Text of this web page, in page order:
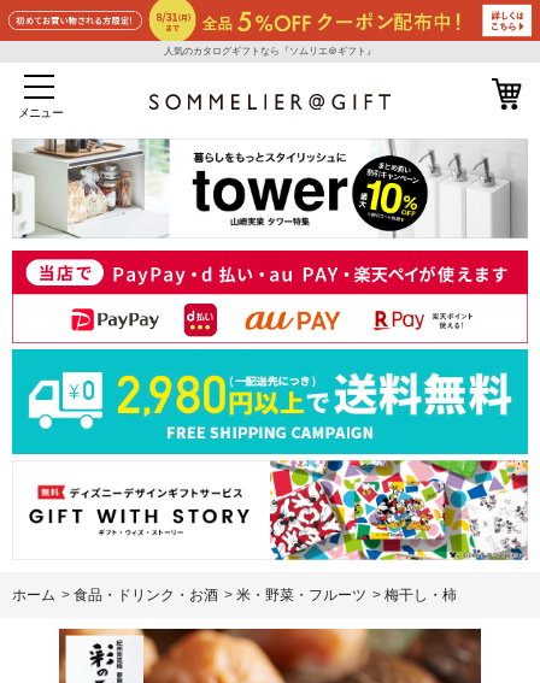
人気のカタログギフトなら『ソムリエ＠ギフト』
メニュー
ホーム > 食品・ドリンク・お酒 > 米・野菜・フルーツ > 梅干し・柿